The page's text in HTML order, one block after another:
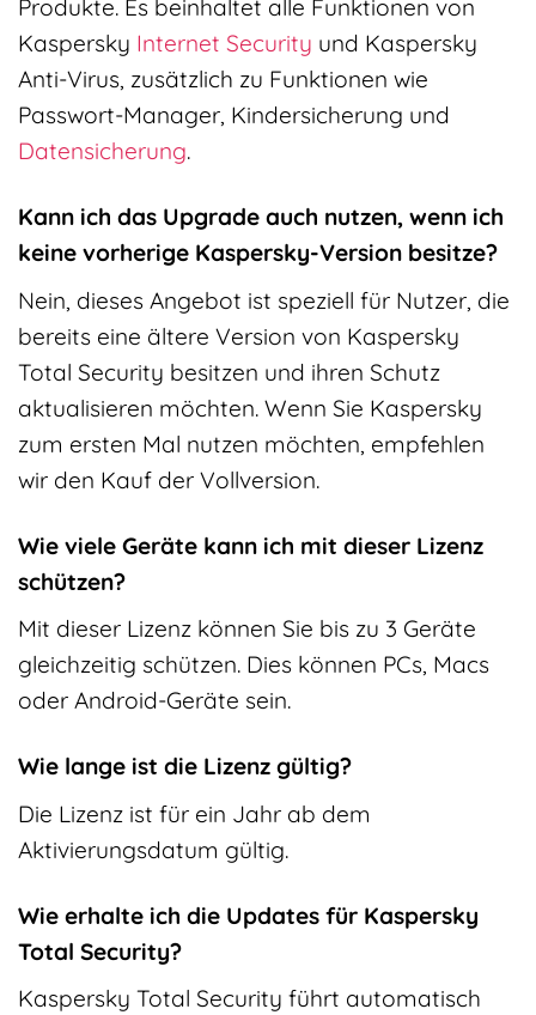
Produkte. Es beinhaltet alle Funktionen von
Kaspersky Internet Security und Kaspersky
Anti-Virus, zusätzlich zu Funktionen wie
Passwort-Manager, Kindersicherung und
Datensicherung.
Kann ich das Upgrade auch nutzen, wenn ich
keine vorherige Kaspersky-Version besitze?
Nein, dieses Angebot ist speziell für Nutzer, die
bereits eine ältere Version von Kaspersky
Total Security besitzen und ihren Schutz
aktualisieren möchten. Wenn Sie Kaspersky
zum ersten Mal nutzen möchten, empfehlen
wir den Kauf der Vollversion.
Wie viele Geräte kann ich mit dieser Lizenz
schützen?
Mit dieser Lizenz können Sie bis zu 3 Geräte
gleichzeitig schützen. Dies können PCs, Macs
oder Android-Geräte sein.
Wie lange ist die Lizenz gültig?
Die Lizenz ist für ein Jahr ab dem
Aktivierungsdatum gültig.
Wie erhalte ich die Updates für Kaspersky
Total Security?
Kaspersky Total Security führt automatisch